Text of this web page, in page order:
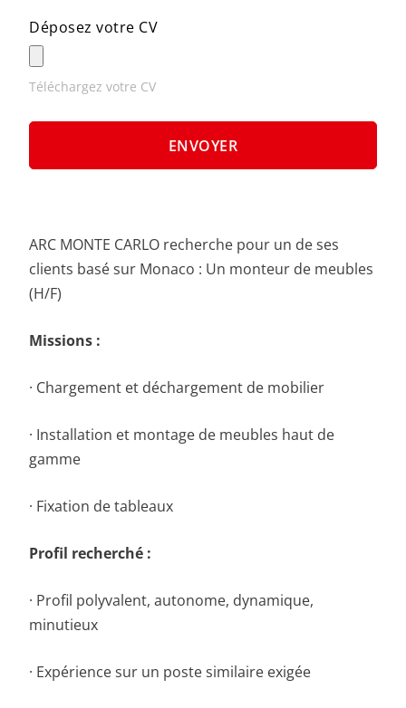
ARC MONTE CARLO recherche pour un de ses
clients basé sur Monaco : Un monteur de meubles
(H/F)
Missions :
· Chargement et déchargement de mobilier
· Installation et montage de meubles haut de
gamme
· Fixation de tableaux
Profil recherché :
· Profil polyvalent, autonome, dynamique,
minutieux
· Expérience sur un poste similaire exigée
Déposez votre CV
Téléchargez votre CV